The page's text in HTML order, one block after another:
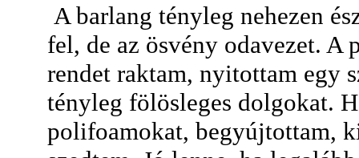
A barlang tényleg nehezen
fel, de az ösvény odavezet.
rendet raktam, nyitottam egy
tényleg fölösleges dolgokat.
polifoamokat, begyújtottam,